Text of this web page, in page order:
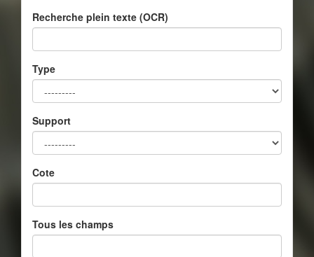
Recherche plein texte (OCR)
Type
Support
Cote
Tous les champs